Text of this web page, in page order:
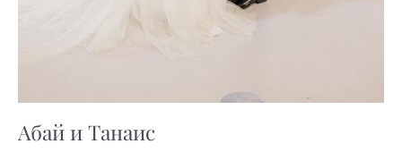
Абай и Танаис